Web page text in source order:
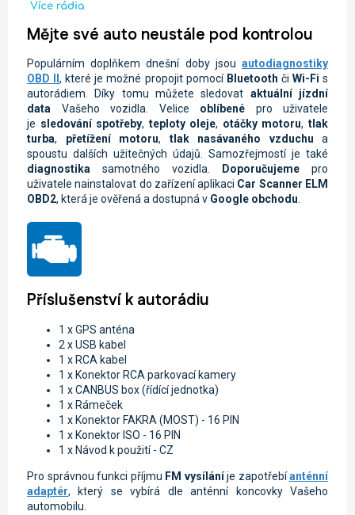
Mějte své auto neustále pod kontrolou
Populárním doplňkem dnešní doby jsou autodiagnostiky
OBD II, které je možné propojit pomocí Bluetooth či Wi-Fi s
autorádiem. Díky tomu můžete sledovat aktuální jízdní
data Vašeho vozidla. Velice oblíbené pro uživatele
je sledování spotřeby, teploty oleje, otáčky motoru,tlak
turba, přetížení motoru, tlak nasávaného vzduchu a
spoustu dalších užitečných údajů. Samozřejmostí je také
diagnostika samotného vozidla. Doporučujeme pro
uživatele nainstalovat do zařízení aplikaci Car Scanner ELM
OBD2, která je ověřená a dostupná v Google obchodu.
Příslušenství k autorádiu
1 x GPS anténa
2 x USB kabel
1 x RCA kabel
1 x Konektor RCA parkovací kamery
1 x CANBUS box (řídící jednotka)
1 x Rámeček
1 x Konektor FAKRA (MOST) - 16 PIN
1 x Konektor ISO - 16 PIN
1 x Návod k použití - CZ
Pro správnou funkci příjmu FM vysíláníje zapotřebíanténní
adaptér, který se vybírá dle anténní koncovky Vašeho
automobilu.